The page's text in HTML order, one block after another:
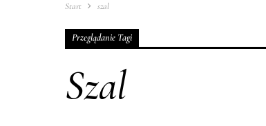
Start szal
Przeglądanie Tagi
Szal